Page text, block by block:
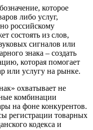
которое
либо услуг,
российскому
состоять из слов,
сигналов или
знака – создать
которая помогает
или услугу на рынке.
охватывает не
комбинации
на фоне конкурентов.
регистрации товарных
кодекса и